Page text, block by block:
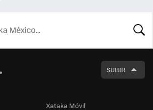
SUBIR
Xataka Móvil